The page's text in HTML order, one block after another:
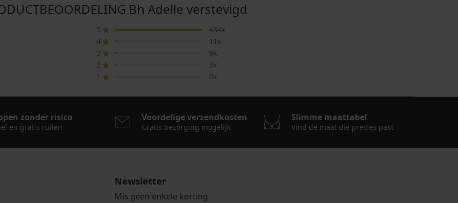
Bh Adelle verstevigd
5
434x
4
11x
3
9x
2
3x
1
0x
zonder risico
en gratis ruilen
Voordelige verzendkosten
Gratis bezorging mogelijk
Slimme maattabel
Vind de maat die precies past
Newsletter
Mis geen enkele korting